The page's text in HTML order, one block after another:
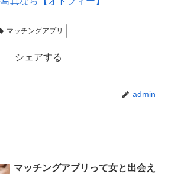
マッチングアプリ
シェアする
admin
マッチングアプリって女と出会え